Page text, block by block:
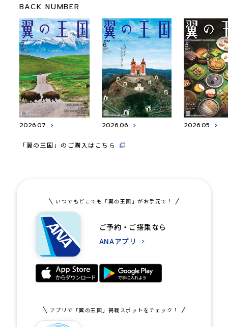
BACK NUMBER
2026.07 2026.06 2026.05
「翼の王国」のご購入はこちら
いつでもどこでも「翼の王国」がお手元で！
ご予約・ご搭乗なら
ANAアプリ
アプリで「翼の王国」掲載スポットをチェック！